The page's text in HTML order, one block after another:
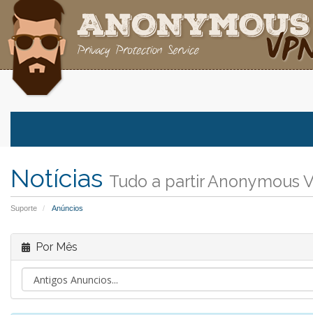
Notícias Tudo a partir Anonymous
Suporte Anúncios
Por Mês